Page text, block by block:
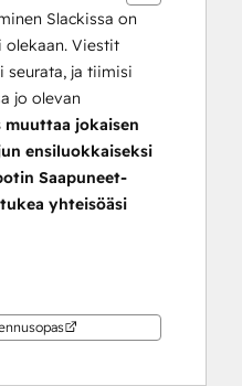
Slackissa on
olekaan. Viestit
seurata, ja tiimisi
jo olevan
muuttaa jokaisen
ensiluokkaiseksi
Saapuneet-
yhteisöäsi
viestejä